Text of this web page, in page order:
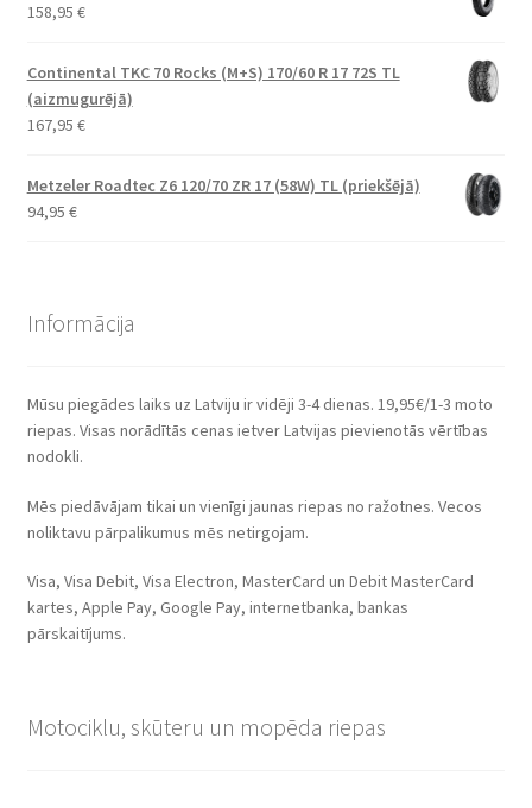
158,95 €
Continental TKC 70 Rocks (M+S) 170/60 R 17 72S TL
(aizmugurējā)
167,95 €
Metzeler Roadtec Z6 120/70 ZR 17 (58W) TL (priekšējā)
94,95 €
Informācija
Mūsu piegādes laiks uz Latviju ir vidēji 3-4 dienas. 19,95€/1-3 moto
riepas. Visas norādītās cenas ietver Latvijas pievienotās vērtības
nodokli.
Mēs piedāvājam tikai un vienīgi jaunas riepas no ražotnes. Vecos
noliktavu pārpalikumus mēs netirgojam.
Visa, Visa Debit, Visa Electron, MasterCard un Debit MasterCard
kartes, Apple Pay, Google Pay, internetbanka, bankas
pārskaitījums.
Motociklu, skūteru un mopēda riepas